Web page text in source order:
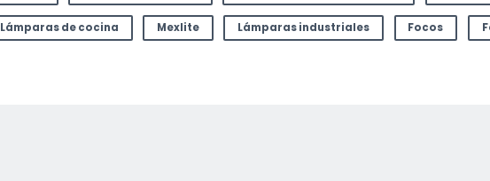
Lámparas de cocina Mexlite Lámparas industriales Focos